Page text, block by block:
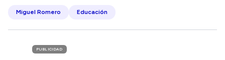
Miguel Romero Educación
PUBLICIDAD